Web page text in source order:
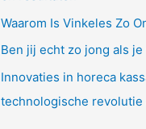
r
:
Waarom Is Vinkeles Zo
Ben jij echt zo jong als je
Innovaties in horeca
technologische revolutie